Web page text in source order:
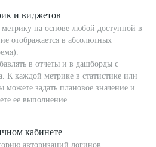
и виджетов
на основе любой доступной в
отображается в абсолютных
в отчеты и в дашборды с
К каждой метрике в статистике или
можете задать плановое значение и
ее выполнение.
кабинете
авторизаций логинов.